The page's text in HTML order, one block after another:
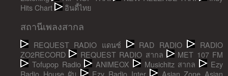
Hits Chart
อินดี้ไทย
สถานีเพลงสากล
REQUEST RADIO แดนซ์ RAD RADIO
RADIO
ZO2RECORD
REQUEST RADIO สากล
MET 107 FM
Tofupop Radio
ANIMEOX Musichitz สากล
Ezy